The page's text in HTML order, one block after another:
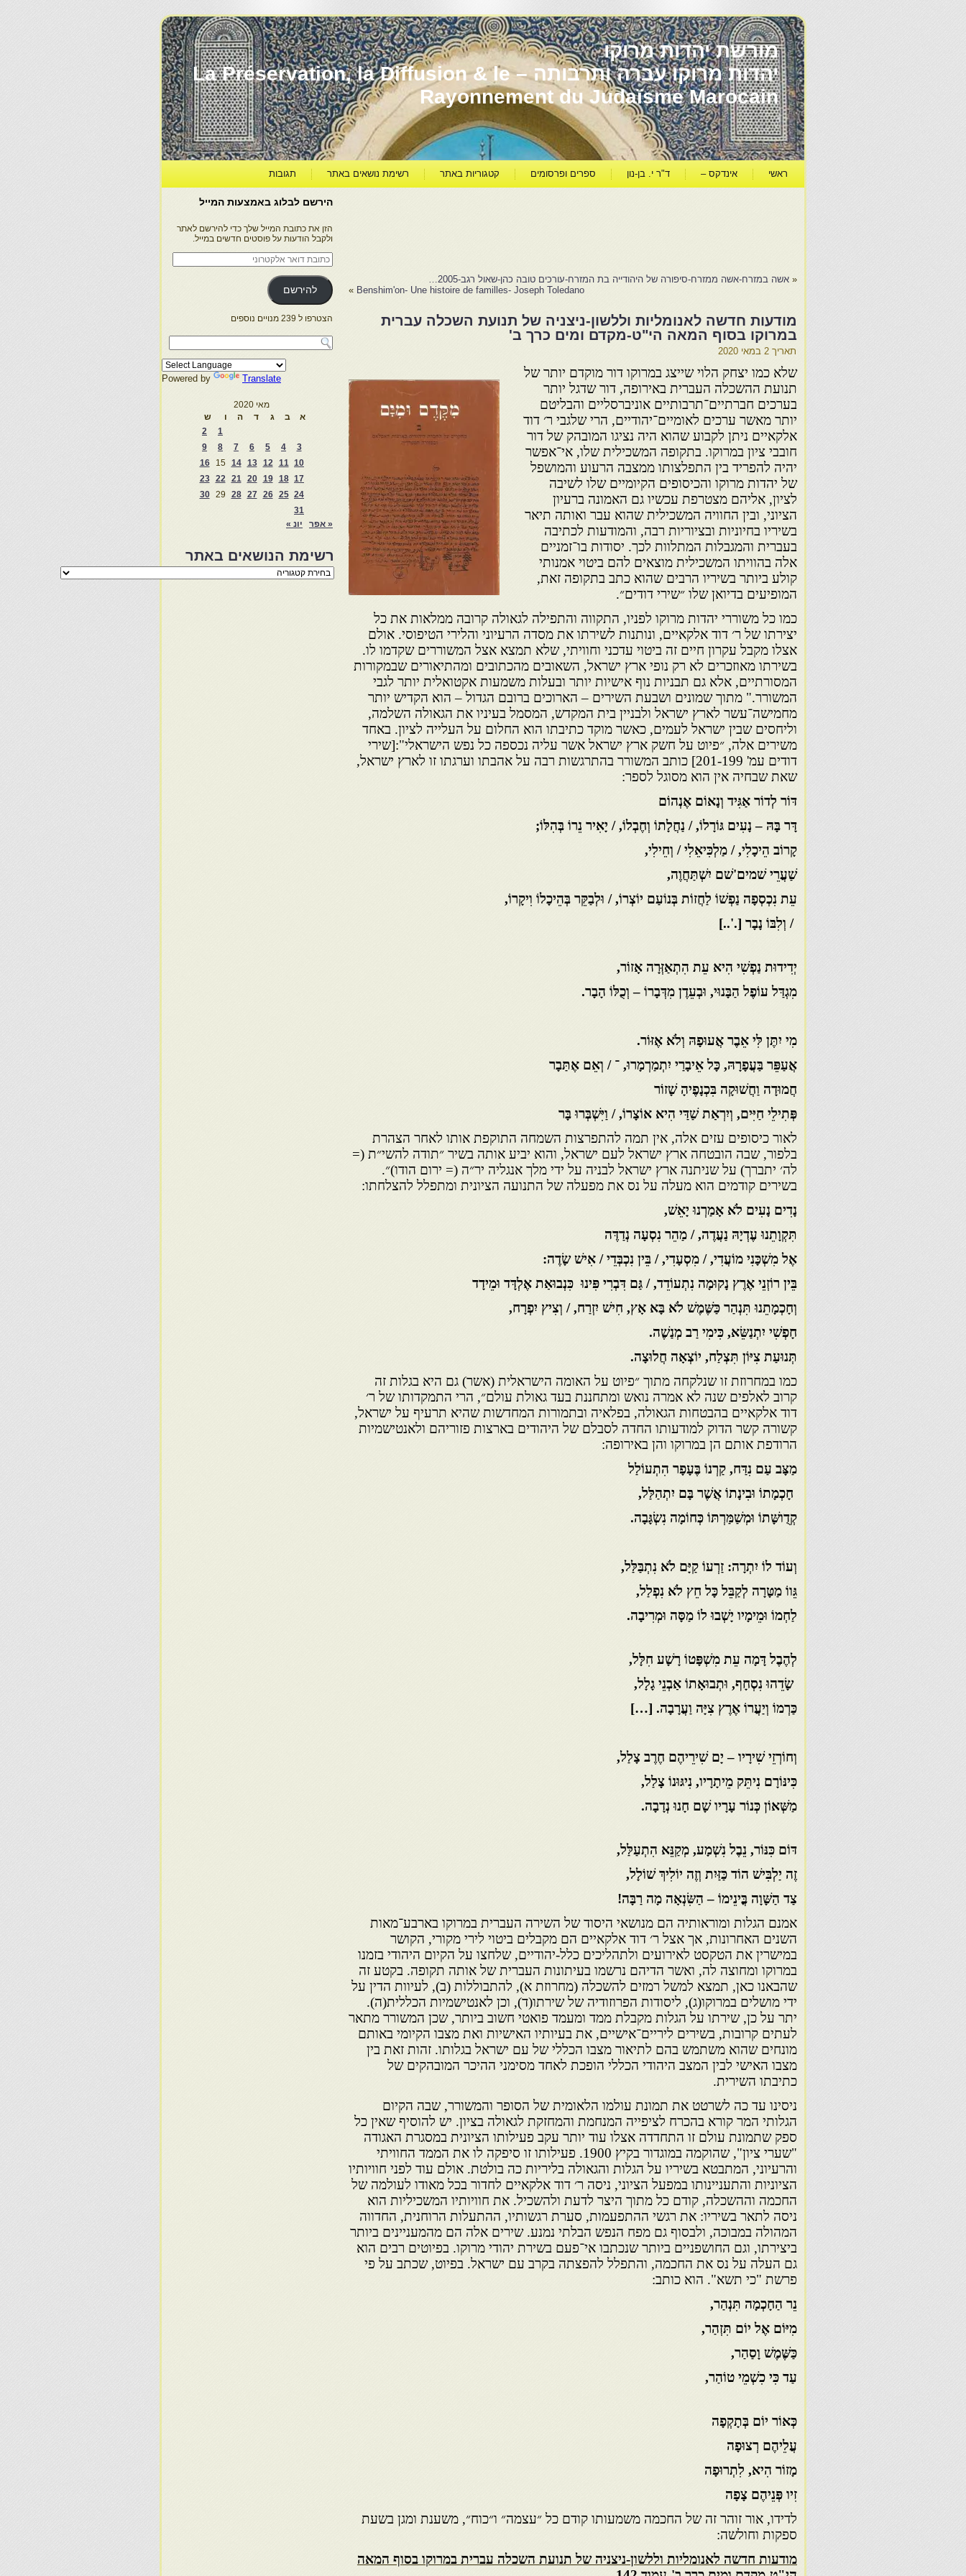
מורשת יהדות מרוקו
יהדות מרוקו עברה ותרבותה – La Préservation, la Diffusion & le
Rayonnement du Judaïsme Marocain
ראשי אינדקס – ד"ר י. בן-נון ספרים ופרסומים קטגוריות באתר רשימת נושאים באתר תגובות
« אשה במזרח-אשה ממזרח-סיפורה של היהודייה בת המזרח-עורכים טובה כהן-שאול רגב-2005…
Benshim'on- Une histoire de familles- Joseph Toledano
»
מודעות חדשה לאנומליות וללשון-ניצניה של תנועת השכלה עברית
במרוקו בסוף המאה הי"ט-מקדם ומים כרך ב'
תאריך 2 במאי 2020
שלא כמו יצחק הלוי שייצג במרוקו דור מוקדם יותר של
תנועת ההשכלה העברית באירופה, דור שדגל יותר
בערכים חברתיים־תרבותיים אוניברסליים והבליטם
יותר מאשר ערכים לאומיים־יהודיים, הרי שלגבי ר׳ דוד
אלקאיים ניתן לקבוע שהוא היה נציגו המובהק של דור
חובבי ציון במרוקו. בתקופה המשכילית שלו, אי־אפשר
יהיה להפריד בין התפלצותו ממצבה הרעוע והמושפל
של יהדות מרוקו והכיסופים הקיומיים שלו לשיבה
לציון, אליהם מצטרפת עכשיו גם האמונה ברעיון
הציוני, ובין החוויה המשכילית שהוא עבר ואותה תיאר
בשיריו בחיוניות ובציוריות רבה, והמודעות לכתיבה
בעברית והמגבלות המתלוות לכך. יסודות בו־זמניים
אלה בהוויתו המשכילית מוצאים להם ביטוי אמנותי
קולע ביותר בשיריו הרבים שהוא כתב בתקופה זאת,
המופיעים בדיואן שלו ״שירי דודים״.
כמו כל משוררי יהדות מרוקו לפניו, התקווה והתפילה לגאולה קרובה ממלאות את כל
יצירתו של ר׳ דוד אלקאיים, ונותנות לשירתו את מסדה הרעיוני והלירי הטיפוסי. אולם
אצלו מקבל עקרון חיים זה ביטוי עדכני וחוויתי, שלא תמצא אצל המשוררים שקדמו לו.
בשירתו מאוזכרים לא רק נופי ארץ ישראל, השאובים מהכתובים ומהתיאורים שבמקורות
המסורתיים, אלא גם תבניות נוף אישיות יותר ובעלות משמעות אקטואלית יותר לגבי
המשורר." מתוך שמונים ושבעת השירים – הארוכים ברובם הגדול – הוא הקדיש יותר
מחמישה־עשר לארץ ישראל ולבניין בית המקדש, המסמל בעיניו את הגאולה השלמה,
וליחסים שבין ישראל לעמים, כאשר מוקד כתיבתו הוא החלום על העלייה לציון. באחד
משירים אלה, ״פיוט על חשק ארץ ישראל אשר עליה נכספה כל נפש הישראלי":[שירי
דודים עמ' 201-199] כותב המשורר בהתרגשות רבה על אהבתו וערגתו זו לארץ ישראל,
שאת שבחיה אין הוא מסוגל לספר:
דּוֹר לְדוֹר אַגִּיד וְנָאוֹם אֶנְהוֹם
דָּר בָּהּ – נָעִים גּוֹרָלוֹ, / נַחֲלָתוֹ וְחֶבְלוֹ, / יָאִיר נֵרוֹ בְּהִלּוֹ;
קָרוֹב הֵיכָלִי, / מַלְכִּיאֵלִי / וְחֵילִי,
שַׁעֲרֵי שׁמים'שׁם יִשְׁתַּחֲוֶה,
עֵת נִכְסְפָה נַפְשׁוֹ לַחֲזוֹת בְּנוֹעַם יוֹצְרוֹ, / וּלְבַקֵּר בְּהֵיכָלוֹ וִיקָרוֹ,
/ וְלִבּוֹ נָבָר [.'..]
יְדִידוּת נַפְשִׁי הִיא עֵת הִתְאַזְּרָה אָזוֹר,
מִגְדַּל עוֹפֶל הַבָּנוּי, וּבְעֵדֶן מִדְּבָרוֹ – וְכֻלּוֹ הָבָר.
מִי יִתֶּן לִּי אֵבֶר אֲעוּפָהּ וְלֹא אֶזּוֹר.
אֲעַפֵּר בַּעֲפָרָהּ, כָּל אֵיבָרַי יִתְמַרְמָרוּ, ־ / וְאֵם אֶתַּבָר
חֲמוּדָה וַחֲשׁוּקָה בִּכְנָפֶיהָ שָׁזוֹר
פְּתִילֵי חַיִּים, וְיִרְאַת שַׁדַּי הִיא אוֹצָרוֹ, / וַיִּשְׁבְּרוּ בָּר
לאור כיסופים עזים אלה, אין תמה להתפרצות השמחה התוקפת אותו לאחר הצהרת
בלפור, שבה הובטחה ארץ ישראל לעם ישראל, והוא יביע אותה בשיר ״תודה להשי״ת (=
לה׳ יתברך) על שניתנה ארץ ישראל לבניה על ידי מלך אנגליה יר״ה (= ירום הודו)״.
בשירים קודמים הוא מעלה על נס את מפעלה של התנועה הציונית ומתפלל להצלחתו:
נָדִים נָעִים לֹא אָמַרְנוּ יָאֵשׁ,
תִּקְוָתֵנוּ עֶדְיָהּ נַעֲדֶה, / מַהֵר נִסְעָה נְדַדֶּה
אֶל מִשְׁכָּנִי מוֹעֲדִי, / מִסְעָדִי, / בֵּין נִכְבְּדֵי / אִישׁ שָׂדֶה:
בֵּין רוֹזְנֵי אֶרֶץ נָקוּמָה נִתְעוֹדֵד, / גַּם דִּבְרִי פִּינוּ כִּנְבוּאַת אֶלְדָּד וּמֵידָד
וְחָכְמָתֵנוּ תִּנְהַר כַּשֶּׁמֶשׁ לֹא בָּא אָץ, חִישׁ יִזְרַח, / וְצִיץ יִפְרָח,
חָפְשִׁי יִתְנַשֵּׂא, כִּימִי רַב מְנַשֶׁה.
תְּנוּעַת צִיּוֹן תִּצְלַח, יוֹצְאָה חֲלוּצָה.
כמו במחרוזת זו שנלקחה מתוך ״פיוט על האומה הישראלית (אשר) גם היא בגלות זה
קרוב לאלפים שנה לא אמרה נואש ומתחננת בעד גאולת עולם״, הרי התמקדותו של ר׳
דוד אלקאיים בהבטחות הגאולה, בפלאיה ובתמורות המחדשות שהיא תרעיף על ישראל,
קשורה קשר הדוק למודעותו החדה לסבלם של היהודים בארצות פזוריהם ולאנטישמיות
הרודפת אותם הן במרוקו והן באירופה:
מַצָּב עַם נִדַּח, קַרְנוֹ בֶּעָפָר הִתְעוֹלַל
חָכְמָתוֹ וּבִינָתוֹ אֲשֶׁר בָּם יִתְהַלַּל,
קְדֻושָּׁתוֹ וּמְשַׁמַּרְתּוֹ כְּחוֹמָה נִשְׂגָּבָה.
וְעוֹד לוֹ יִתְרָה: זַרְעוֹ קַיָּם לֹא נִתְבַּלַּל,
גֵּווֹ מַטָּרָה לְקַבֵּל כָּל חֵץ לֹא נִפְלַל,
לַחְמוֹ וּמֵימָיו יָשְׁבוּ לוֹ מַסָּה וּמְרִיבָה.
לְהֶבֶל דָּמָה עֵת מִשְׁפָּטוֹ רָשָׁע חִלָּל,
שָׂדֵהוּ נִסְחָף, וּתְבוּאָתוֹ אַבְנֵי גָלָל,
כַּרְמוֹ וְיַעֲרוֹ אֶרֶץ צִיָּה וַעֲרָבָה. […]
וְחוֹרְזֵי שִׁירָיו – יָם שִׁירֵיהֶם חֶרֶב צָלַל,
כִּינּוֹרָם נִיתֵּק מֵיתָרָיו, נִיגּוּנוֹ צָלַל,
מַשְּׁאוֹן כְּנוֹר עָרָיו שָׁם חָנוּ נְדָבָה.
דּוֹם כִּנּוֹר, נֵבֶל נִשְׁמָע, מְקַנֵּא הִתְעַלַּל,
זֶה יַלְבִּישׁ הוֹד כַּזַּיִת וְזֶה יוֹלִיךְ שׁוֹלָל,
צַד הַשָּׁוָה בֳּינֵימוֹ – הַשִּׂנְאָה מָה רַבָּה!
אמנם הגלות ומוראותיה הם מנושאי היסוד של השירה העברית במרוקו בארבע־מאות
השנים האחרונות, אך אצל ר׳ דוד אלקאיים הם מקבלים ביטוי לירי מקורי, הקושר
במישרין את הטקסט לאירועים ולתהליכים כלל-יהודיים, שלחצו על הקיום היהודי בזמנו
במרוקו ומחוצה לה, ואשר הדיהם נרשמו בעיתונות העברית של אותה תקופה. בקטע זה
שהבאנו כאן, תמצא למשל רמזים להשכלה (מחרוזת א), להתבוללות (ב), לעיוות הדין על
ידי מושלים במרוקו(ג), ליסודות הפרוזודיה של שירתו(ד), וכן לאנטישמיות הכללית(ה).
יתר על כן, שירתו על הגלות מקבלת ממד ומעמד פואטי חשוב ביותר, שכן המשורר מתאר
לעתים קרובות, בשירים ליריים־אישיים, את בעיותיו האישיות ואת מצבו הקיומי באותם
מונחים שהוא משתמש בהם לתיאור מצבו הכללי של עם ישראל בגלותו. זהות זאת בין
מצבו האישי לבין המצב היהודי הכללי הופכת לאחד מסימני ההיכר המובהקים של
כתיבתו השירית.
ניסינו עד כה לשרטט את תמונת עולמו הלאומית של הסופר והמשורר, שבה הקיום
הגלותי המר קורא בהכרח לציפייה המנחמת והמחזקת לגאולה בציון. יש להוסיף שאין כל
ספק שתמונת עולם זו התחדדה אצלו עוד יותר עקב פעילותו הציונית במסגרת האגודה
"שערי ציון", שהוקמה במוגדור בקיץ 1900. פעילותו זו סיפקה לו את הממד החוויתי
והרעיוני, המתבטא בשיריו על הגלות והגאולה בליריות כה בולטת. אולם עוד לפני חוויותיו
הציוניות והתעניינותו במפעל הציוני, ניסה ר׳ דוד אלקאיים לחדור בכל מאודו לעולמה של
החכמה וההשכלה, קודם כל מתוך היצר לדעת ולהשכיל. את חוויותיו המשכיליות הוא
ניסה לתאר בשיריו: את רגשי ההתפעמות, סערת רגשותיו, ההתעלות הרוחנית, החדווה
המהולה במבוכה, ולבסוף גם מפח הנפש הבלתי נמנע. שירים אלה הם מהמעניינים ביותר
ביצירתו, וגם החושפניים ביותר שנכתבו אי־פעם בשירת יהודי מרוקו. בפיוטים רבים הוא
גם העלה על נס את החכמה, והתפלל להפצתה בקרב עם ישראל. בפיוט, שכתב על פי
פרשת "כי תשא". הוא כותב:
נֵר הַחָכְמָה תִּנְהַר,
מִיּוֹם אֶל יוֹם תִּזְהַר,
כַּשֶּׁמֶשׁ וָסַהַר,
עַד כִּי כִשְׁמֵי טוֹהַר,
כְּאוֹר יוֹם בְּתָקְפָה
עֲלֵיהֶם רְצוּפָה
מָזוֹר הִיא, לִתְרוּפָה
זִיו פְּנֵיהֶם צָפָה
לדידו, אור זוהר זה של החכמה משמעותו קודם כל ״עצמה״ ו״כוח״, משענת ומגן בשעת
ספקות וחולשה:
מודעות חדשה לאנומליות וללשון-ניצניה של תנועת השכלה עברית במרוקו בסוף המאה
הירשם לבלוג באמצעות המייל
הזן את כתובת המייל שלך כדי להירשם לאתר
ולקבל הודעות על פוסטים חדשים במייל.
כתובת
דואר
אלקטרוני
להירשם
הצטרפו ל 239 מנויים נוספים
Powered by Translate
מאי 2020
א
ב ג ד ה ו
ש
1
2
3
4
5
6
7
8
9
10
11
12
13
14
15
16
17
18
19
20
21
22
23
24
25
26
27
28
29
30
31
« אפר
יונ »
רשימת הנושאים באתר
רשימת
הנושאים